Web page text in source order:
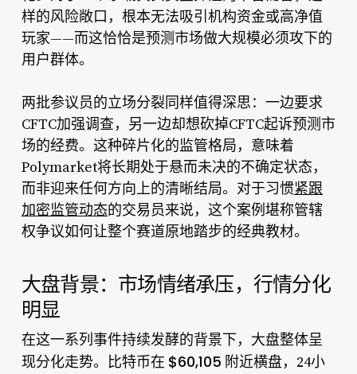
样的风险敞口，根本无法吸引机构资金或高净值
玩家——而这恰恰是预测市场做大规模必须攻下的
用户群体。
两批参议员的立场分裂同样值得深思：一边要求
CFTC加强调查，另一边却想砍掉CFTC起诉预测市
场的经费。这种碎片化的监管格局，意味着
Polymarket将长期处于悬而未决的不确定状态，
而非迎来任何方向上的清晰结局。对于习惯紧跟
加密监管动态的交易员来说，这个案例堪称管辖
权争议如何让整个赛道原地踏步的经典教材。
大盘背景：市场情绪承压，行情分化
明显
在这一系列事件持续发酵的背景下，大盘整体呈
现分化走势。比特币在 $60,105 附近横盘，24小